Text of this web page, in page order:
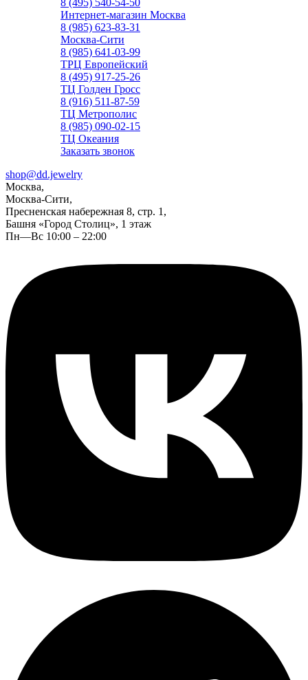
8 (495) 540-54-50
Интернет-магазин Москва
8 (985) 623-83-31
Москва-Сити
8 (985) 641-03-99
ТРЦ Европейский
8 (495) 917-25-26
ТЦ Голден Гросс
8 (916) 511-87-59
ТЦ Метрополис
8 (985) 090-02-15
ТЦ Океания
Заказать звонок
shop@dd.jewelry
Москва,
Москва-Сити,
Пресненская набережная 8, стр. 1,
Башня «Город Столиц», 1 этаж
Пн—Вс 10:00 – 22:00